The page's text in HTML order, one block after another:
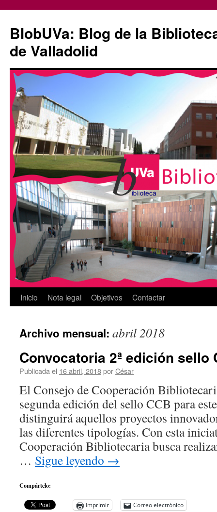
contenido
BlobUVa: Blog de la
de Valladolid
Inicio Nota legal Objetivos Contactar
Archivo mensual: abril 2018
Convocatoria 2ª edición sello
Publicada el 16 abril, 2018porCésar
El Consejo de Cooperación
segunda edición del sello CCB para
distinguirá aquellos proyectos
las diferentes tipologías. Con esta
Cooperación Bibliotecaria busca
… Sigue leyendo →
Compártelo:
Imprimir Correo electrónico